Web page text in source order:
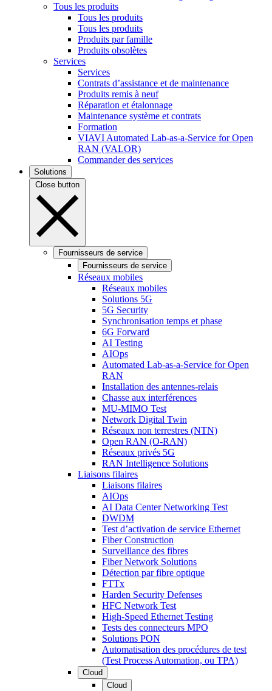
Tous les produits
Tous les produits
Tous les produits
Produits par famille
Produits obsolètes
Services
Services
Contrats d’assistance et de maintenance
Produits remis à neuf
Réparation et étalonnage
Maintenance système et contrats
Formation
VIAVI Automated Lab-as-a-Service for Open
RAN (VALOR)
Commander des services
Solutions
Close button
Fournisseurs de service
Fournisseurs de service
Réseaux mobiles
Réseaux mobiles
Solutions 5G
5G Security
Synchronisation temps et phase
6G Forward
AI Testing
AIOps
Automated Lab-as-a-Service for Open
RAN
Installation des antennes-relais
Chasse aux interférences
MU-MIMO Test
Network Digital Twin
Réseaux non terrestres (NTN)
Open RAN (O-RAN)
Réseaux privés 5G
RAN Intelligence Solutions
Liaisons filaires
Liaisons filaires
AIOps
AI Data Center Networking Test
DWDM
Test d’activation de service Ethernet
Fiber Construction
Surveillance des fibres
Fiber Network Solutions
Détection par fibre optique
FTTx
Harden Security Defenses
HFC Network Test
High-Speed Ethernet Testing
Tests des connecteurs MPO
Solutions PON
Automatisation des procédures de test
(Test Process Automation, ou TPA)
Cloud
Cloud